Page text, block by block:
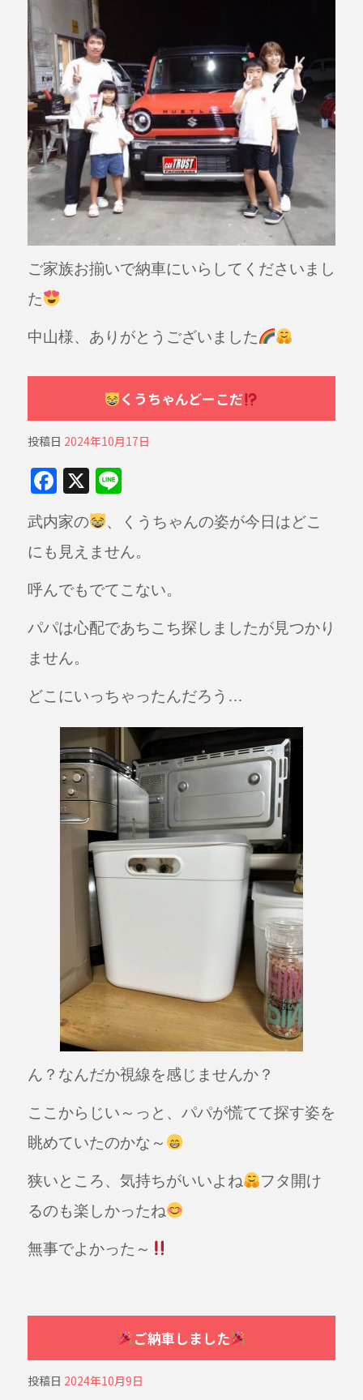
ご家族お揃いで納車にいらしてくださいまし
た
中山様、ありがとうございました
くうちゃんどーこだ
投稿日 2024年10月17日
F
a
c
e
b
o
o
k
X Li
n
e
武内家の
、くうちゃんの姿が今日はどこ
にも見えません。
呼んでもでてこない。
パパは心配であちこち探しましたが見つかり
ません。
どこにいっちゃったんだろう…
ん？なんだか視線を感じませんか？
ここからじい～っと、パパが慌てて探す姿を
眺めていたのかな～
狭いところ、気持ちがいいよね
フタ開け
るのも楽しかったね
無事でよかった～
ご納車しました
投稿日 2024年10月9日